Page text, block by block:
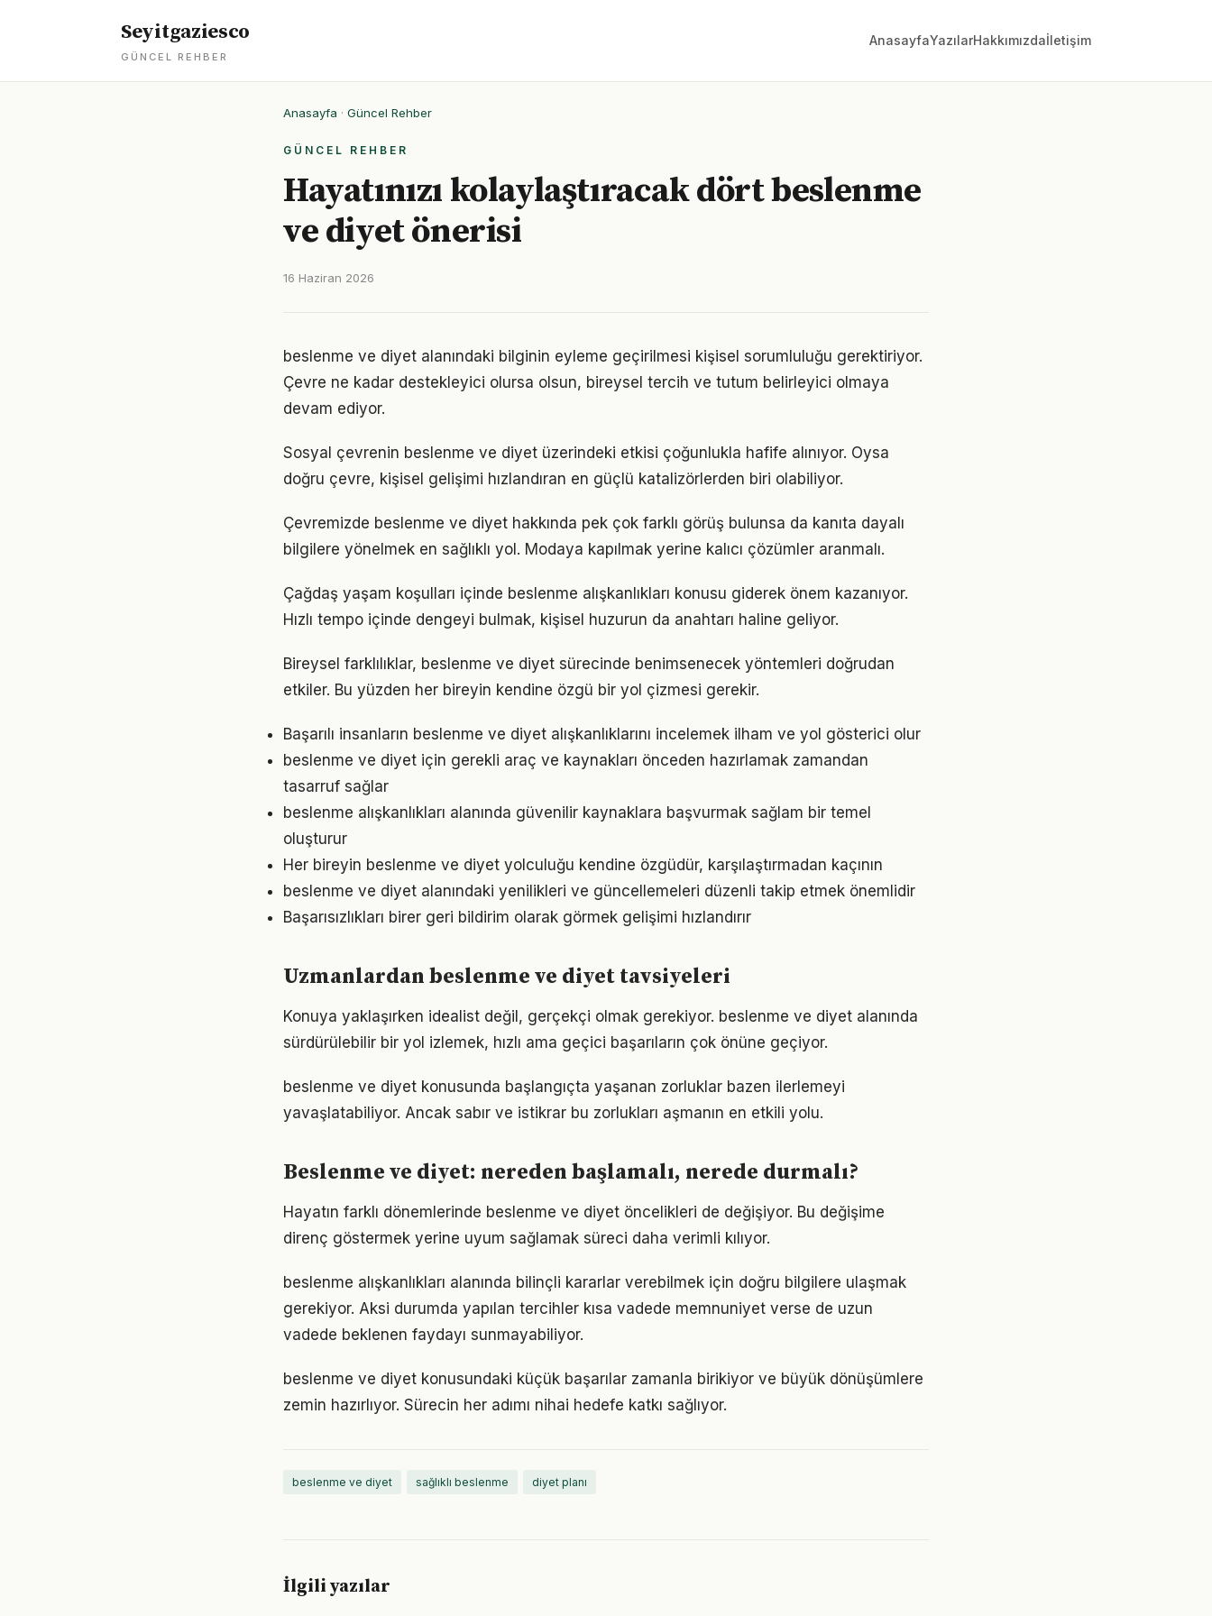
Seyitgaziesco
GÜNCEL REHBER
AnasayfaYazılarHakkımızdaİletişim
Anasayfa · Güncel Rehber
GÜNCEL REHBER
Hayatınızı kolaylaştıracak dört beslenme
ve diyet önerisi
16 Haziran 2026
beslenme ve diyet alanındaki bilginin eyleme geçirilmesi kişisel sorumluluğu gerektiriyor.
Çevre ne kadar destekleyici olursa olsun, bireysel tercih ve tutum belirleyici olmaya
devam ediyor.
Sosyal çevrenin beslenme ve diyet üzerindeki etkisi çoğunlukla hafife alınıyor. Oysa
doğru çevre, kişisel gelişimi hızlandıran en güçlü katalizörlerden biri olabiliyor.
Çevremizde beslenme ve diyet hakkında pek çok farklı görüş bulunsa da kanıta dayalı
bilgilere yönelmek en sağlıklı yol. Modaya kapılmak yerine kalıcı çözümler aranmalı.
Çağdaş yaşam koşulları içinde beslenme alışkanlıkları konusu giderek önem kazanıyor.
Hızlı tempo içinde dengeyi bulmak, kişisel huzurun da anahtarı haline geliyor.
Bireysel farklılıklar, beslenme ve diyet sürecinde benimsenecek yöntemleri doğrudan
etkiler. Bu yüzden her bireyin kendine özgü bir yol çizmesi gerekir.
Başarılı insanların beslenme ve diyet alışkanlıklarını incelemek ilham ve yol gösterici olur
beslenme ve diyet için gerekli araç ve kaynakları önceden hazırlamak zamandan
tasarruf sağlar
beslenme alışkanlıkları alanında güvenilir kaynaklara başvurmak sağlam bir temel
oluşturur
Her bireyin beslenme ve diyet yolculuğu kendine özgüdür, karşılaştırmadan kaçının
beslenme ve diyet alanındaki yenilikleri ve güncellemeleri düzenli takip etmek önemlidir
Başarısızlıkları birer geri bildirim olarak görmek gelişimi hızlandırır
Uzmanlardan beslenme ve diyet tavsiyeleri
Konuya yaklaşırken idealist değil, gerçekçi olmak gerekiyor. beslenme ve diyet alanında
sürdürülebilir bir yol izlemek, hızlı ama geçici başarıların çok önüne geçiyor.
beslenme ve diyet konusunda başlangıçta yaşanan zorluklar bazen ilerlemeyi
yavaşlatabiliyor. Ancak sabır ve istikrar bu zorlukları aşmanın en etkili yolu.
Beslenme ve diyet: nereden başlamalı, nerede durmalı?
Hayatın farklı dönemlerinde beslenme ve diyet öncelikleri de değişiyor. Bu değişime
direnç göstermek yerine uyum sağlamak süreci daha verimli kılıyor.
beslenme alışkanlıkları alanında bilinçli kararlar verebilmek için doğru bilgilere ulaşmak
gerekiyor. Aksi durumda yapılan tercihler kısa vadede memnuniyet verse de uzun
vadede beklenen faydayı sunmayabiliyor.
beslenme ve diyet konusundaki küçük başarılar zamanla birikiyor ve büyük dönüşümlere
zemin hazırlıyor. Sürecin her adımı nihai hedefe katkı sağlıyor.
beslenme ve diyet sağlıklı beslenme diyet planı
İlgili yazılar